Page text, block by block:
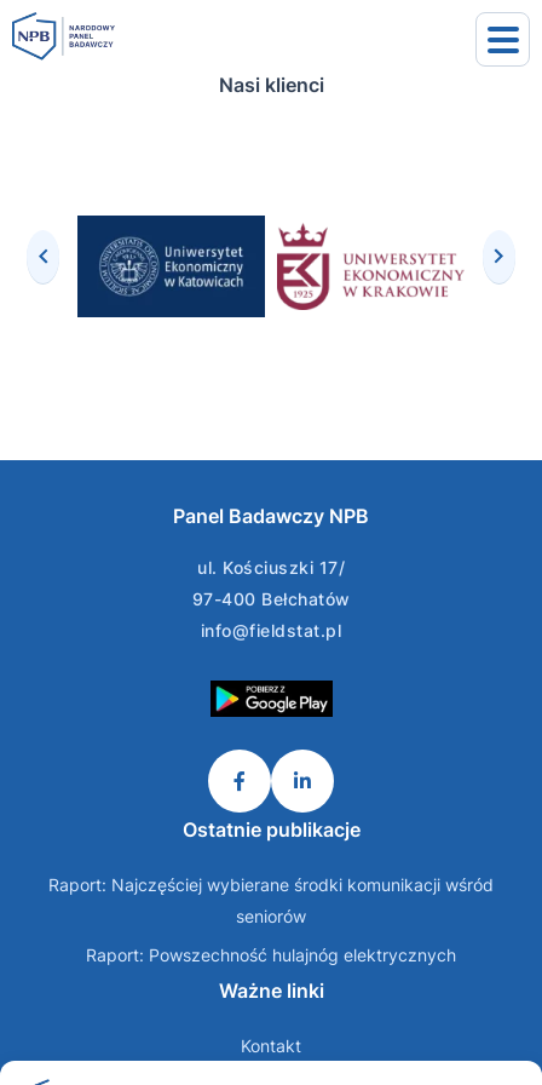
Nasi klienci
Panel Badawczy NPB
ul. Kościuszki 17/
97-400 Bełchatów
info@fieldstat.pl
Ostatnie publikacje
Raport: Najczęściej wybierane środki komunikacji wśród
seniorów
Raport: Powszechność hulajnóg elektrycznych
Ważne linki
Kontakt